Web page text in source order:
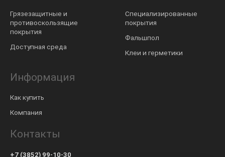
Грязезащитные и
противоскользящие
покрытия
Доступная среда
Специализированные
покрытия
Фальшпол
Клеи и герметики
Информация
Как купить
Компания
Контакты
+7 (3852) 99-10-30